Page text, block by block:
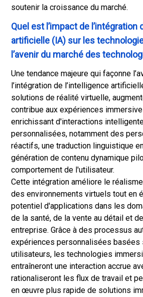
soutenir la croissance du marché.
Quel est l’impact de l’intégration
artificielle (IA) sur les
l’avenir du marché des
Une tendance majeure qui façonne
l’intégration de l’intelligence
solutions de réalité virtuelle,
contribue aux expériences
enrichissant d'interactions
personnalisées, notamment des
réactifs, une traduction linguistique
génération de contenu dynamique
comportement de l'utilisateur.
Cette intégration améliore le
des environnements virtuels tout en
potentiel d'applications dans les
de la santé, de la vente au détail et
entreprise. Grâce à des processus
expériences personnalisées
utilisateurs, les technologies
entraîneront une interaction accrue
rationaliseront les flux de travail et
en œuvre plus rapide de solutions